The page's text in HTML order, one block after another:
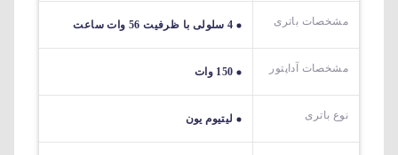
مشخصات باتری 4 سلولی با ظرفیت 56 وات ساعت
مشخصات آداپتور 150 وات
نوع باتری لیتیوم یون